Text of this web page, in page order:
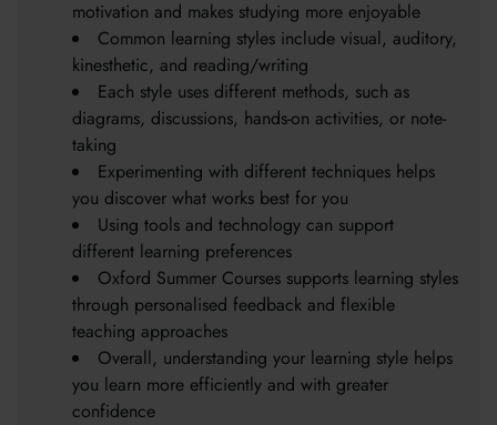
motivation and makes studying more enjoyable
Common learning styles include visual, auditory,
kinesthetic, and reading/writing
Each style uses different methods, such as
diagrams, discussions, hands-on activities, or note-
taking
Experimenting with different techniques helps
you discover what works best for you
Using tools and technology can support
different learning preferences
Oxford Summer Courses supports learning styles
through personalised feedback and flexible
teaching approaches
Overall, understanding your learning style helps
you learn more efficiently and with greater
confidence